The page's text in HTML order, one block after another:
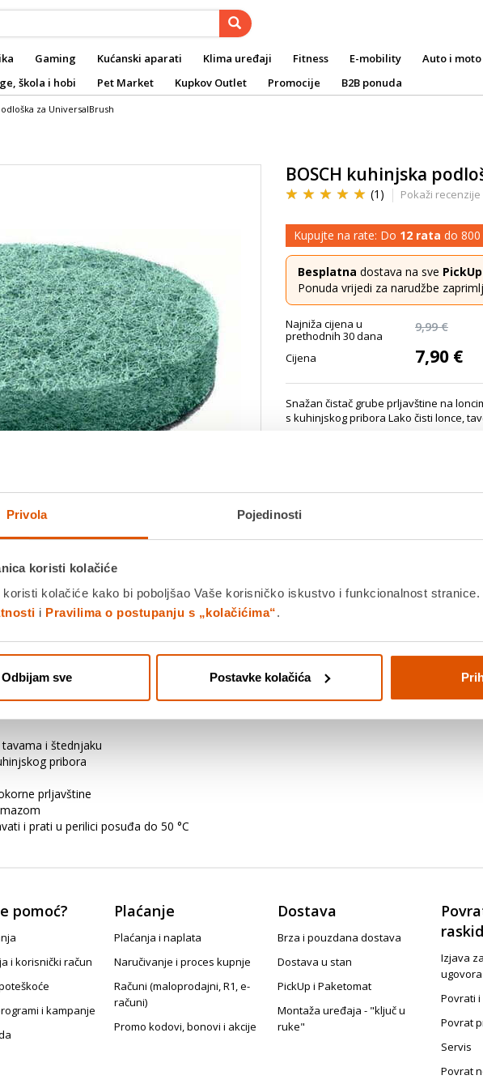
Privola Pojedinosti
koristi kolačiće
koristi kolačiće kako bi poboljšao Vaše korisničko iskustvo i funkcionalnost
i Pravilima o postupanju s „kolačićima“.
Odbijam sve Postavke kolačića
Gaming Kućanski aparati Klima uređaji Fitness E-mobility Auto i
škola i hobi Pet Market Kupkov Outlet Promocije B2B ponuda
za UniversalBrush
BOSCH kuhinjska
(1) Pokaži recenzije
Kupujte na rate: Do 12 rata do
Besplatna dostava na sve PickUp
Ponuda vrijedi za narudžbe
Najniža cijena u
prethodnih 30 dana
9,99 €
Cijena 7,90 €
Snažan čistač grube prljavštine na
s kuhinjskog pribora Lako čisti lonce,
Platite gotovinom pri preuzimanju,
Povrat robe moguć unutar 14 dana
DODAJTE
Detalji proizvoda Specifikacije
i štednjaku
pribora
prljavštine
i prati u perilici posuđa do 50 °C
pomoć?
i korisnički račun
i kampanje
Plaćanje
Plaćanja i naplata
Naručivanje i proces kupnje
Računi (maloprodajni, R1, e-
računi)
Promo kodovi, bonovi i akcije
Dostava
Brza i pouzdana dostava
Dostava u stan
PickUp i Paketomat
Montaža uređaja - "ključ u
ruke"
Izjava
ugovora
Povrati
Povrat
Servis
Povrat